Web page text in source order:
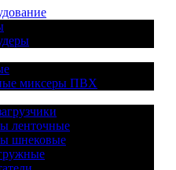
миксеры ПВХ
ленточные
шнековые